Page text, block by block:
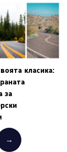
класика:
за
→